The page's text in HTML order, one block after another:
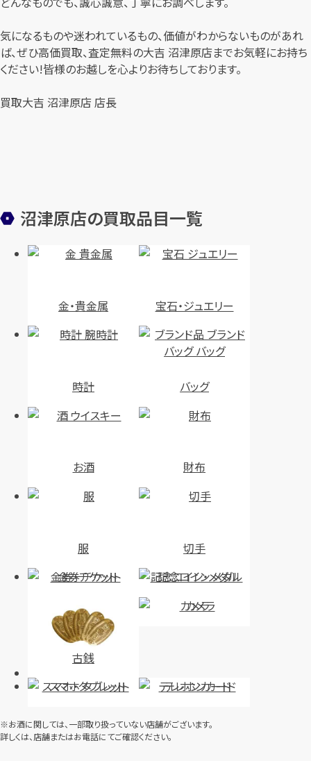
気になるものや迷われているもの、価値がわからないものがあれ
ば、ぜひ高価買取、査定無料の大吉 沼津原店までお気軽にお持ち
ください!皆様のお越しを心よりお待ちしております。
買取大吉 沼津原店 店長
沼津原店の買取品目一覧
金・貴金属 宝石・ジュエリー
時計 バッグ
お酒 財布
服
切手
金券・チケット
記念コイン・メダル
古銭
カメラ
スマホ・タブレット テレホンカード
※お酒に関しては、一部取り扱っていない店舗がございます。
詳しくは、店舗またはお電話にてご確認ください。